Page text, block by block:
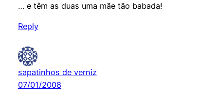
… e têm as duas uma mãe tão babada!
Reply
sapatinhos de verniz
07/01/2008